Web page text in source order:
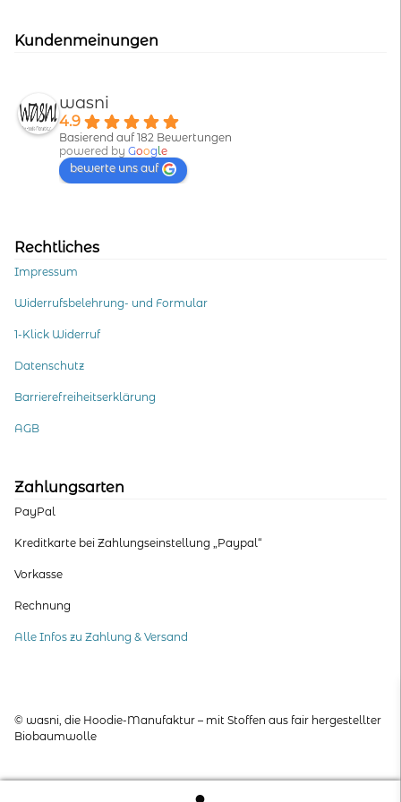
Kundenmeinungen
wasni
4.9
Basierend auf 182 Bewertungen
powered by Goog le
bewerte uns auf
Rechtliches
Impressum
Widerrufsbelehrung- und Formular
1-Klick Widerruf
Datenschutz
Barrierefreiheitserklärung
AGB
Zahlungsarten
PayPal
Kreditkarte bei Zahlungseinstellung „Paypal“
Vorkasse
Rechnung
Alle Infos zu Zahlung & Versand
© wasni, die Hoodie-Manufaktur – mit Stoffen aus fair hergestellter
Biobaumwolle